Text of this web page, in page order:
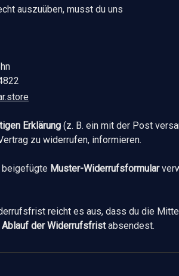
auszuüben, musst du uns
Erklärung (z. B. ein mit der Post
zu widerrufen, informieren.
beigefügte Muster-Widerrufsformular
reicht es aus, dass du die
Ablauf der Widerrufsfristabsendest.